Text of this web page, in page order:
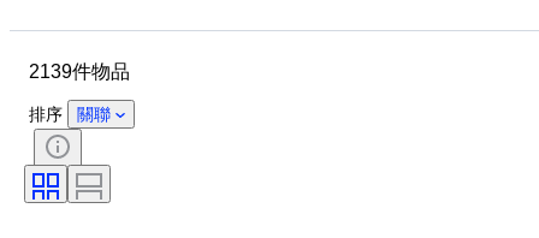
簽名
時代
藝術家
創作者
2139件物品
排序 關聯